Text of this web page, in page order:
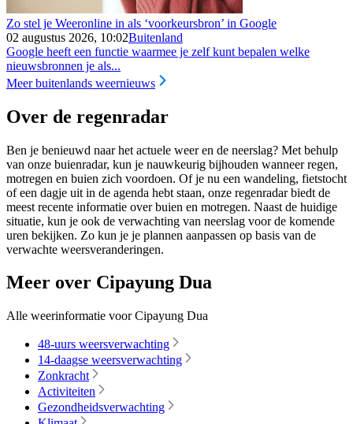
Zo stel je Weeronline in als ‘voorkeursbron’ in Google
02 augustus 2026, 10:02Buitenland
Google heeft een functie waarmee je zelf kunt bepalen welke
nieuwsbronnen je als...
Meer buitenlands weernieuws
Over de regenradar
Ben je benieuwd naar het actuele weer en de neerslag? Met behulp
van onze buienradar, kun je nauwkeurig bijhouden wanneer regen,
motregen en buien zich voordoen. Of je nu een wandeling, fietstocht
of een dagje uit in de agenda hebt staan, onze regenradar biedt de
meest recente informatie over buien en motregen. Naast de huidige
situatie, kun je ook de verwachting van neerslag voor de komende
uren bekijken. Zo kun je je plannen aanpassen op basis van de
verwachte weersveranderingen.
Meer over Cipayung Dua
Alle weerinformatie voor Cipayung Dua
48-uurs weersverwachting
14-daagse weersverwachting
Zonkracht
Activiteiten
Gezondheidsverwachting